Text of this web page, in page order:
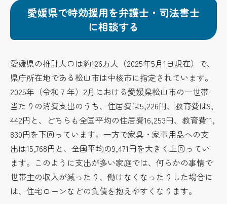
愛媛県で時効援用を弁護士・司法書士
に相談する
愛媛県の推計人口は約126万人（2025年5月1日現在）で、
県庁所在地である松山市は中核市に指定されています。
2025年（令和７年）2月における愛媛県松山市の一世帯
当たりの消費支出のうち、住居費は5,226円、教育費は9,
442円と、どちらも全国平均の住居費16,253円、教育費11,
830円を下回っています。一方で家具・家事用品への支
出は15,768円と、全国平均の9,471円を大きく上回ってい
ます。このように支出が多い家庭では、何らかの事情で
世帯主の収入が減ったり、働けなくなったりした場合に
は、住宅ローンなどの負債を抱えやすくなります。